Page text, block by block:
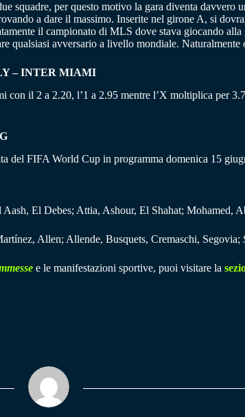
squadre, per questo motivo la gara diventa
a dare il massimo. Inserite nel girone A, si
il campionato di MLS dove stava giocando
qualsiasi avversario a livello mondiale.
– INTER MIAMI
il 2 a 2.20, l’1 a 2.95 mentre l’X moltiplica per
del FIFA World Cup in programma domenica 15
El Debes; Attia, Ashour, El Shahat; Mohamed,
Allen; Allende, Busquets, Cremaschi, Segovia;
e le manifestazioni sportive, puoi visitare la